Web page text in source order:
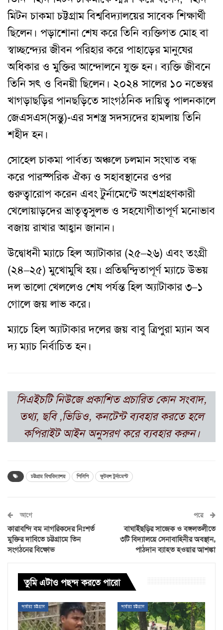
মিটন চাকমা চট্টগ্রাম বিশ্ববিদ্যালয়ের সাবেক শিক্ষার্থী
ছিলেন। পড়াশোনা শেষ করে তিনি ব্যক্তিগত মোহ বা
স্বাচ্ছন্দ্যের জীবন পরিহার করে পাহাড়ের মানুষের
অধিকার ও মুক্তির আন্দোলনে যুক্ত হন। ব্যক্তি জীবনে
তিনি সৎ ও বিনয়ী ছিলেন। ২০২৪ সালের ১০ নভেম্বর
খাগড়াছড়ির পানছড়িতে সাংগঠনিক দায়িত্ব পালনকালে
জেএসএস(সন্তু)-এর সশস্ত্র সদস্যদের হামলায় তিনি
শহীদ হন।
সোহেল চাকমা পার্বত্য অঞ্চলে চলমান সংঘাত বন্ধ
করে পারস্পরিক ঐক্য ও সহাবস্থানের ওপর
গুরুত্বারোপ করেন এবং টুর্নামেন্টে অংশগ্রহণকারী
খেলোয়াড়দের ভ্রাতৃত্বসুলভ ও সহযোগীতাপূর্ণ মনোভাব
বজায় রাখার আহ্বান জানান।
উদ্বোধনী ম্যাচে হিল অ্যাটাকার (২৫–২৬) এবং তংগ্রী
(২৪–২৫) মুখোমুখি হয়। প্রতিদ্বন্দ্বিতাপূর্ণ ম্যাচে উভয়
দল ভালো খেললেও শেষ পর্যন্ত হিল অ্যাটাকার ৩–১
গোলে জয় লাভ করে।
ম্যাচে হিল অ্যাটাকার দলের জয় বাবু ত্রিপুরা ম্যান অব
দ্য ম্যাচ নির্বাচিত হন।
সিএইচটি নিউজে প্রকাশিত প্রচারিত কোন সংবাদ,
তথ্য, ছবি ,ভিডিও, কনটেন্ট ব্যবহার করতে হলে
কপিরাইট আইন অনুসরণ করে ব্যবহার করুন।
চট্টগ্রাম বিশ্ববিদ্যালয় পিসিপি ফুটবল টুর্নামেন্ট
আগে
কারাবন্দি বম নাগরিকদের নিঃশর্ত
মুক্তির দাবিতে চট্টগ্রামে তিন
সংগঠনের বিক্ষোভ
পরে
বাঘাইছড়ির সাজেক ও বঙ্গলতলীতে
৩টি বিদ্যালয়ে সেনাবাহিনীর অবস্থান,
পাঠদান ব্যাহত হওয়ার আশঙ্কা
তুমি এটাও পছন্দ করতে পারো
পার্বত্য চট্টগ্রাম পার্বত্য চট্টগ্রাম